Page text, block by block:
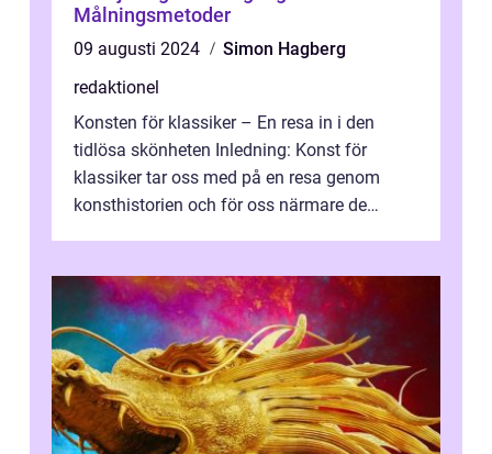
Målningsmetoder
09 augusti 2024
Simon Hagberg
redaktionel
Konsten för klassiker – En resa in i den
tidlösa skönheten Inledning: Konst för
klassiker tar oss med på en resa genom
konsthistorien och för oss närmare de